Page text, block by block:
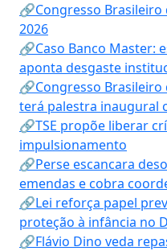
🔗Congresso
2026
🔗Caso Banco Master:
aponta desgaste
🔗Congresso
terá palestra inaugural
🔗TSE propõe liberar
impulsionamento
🔗Perse escancara
emendas e cobra
🔗Lei reforça papel
proteção à infância no
🔗Flávio Dino veda